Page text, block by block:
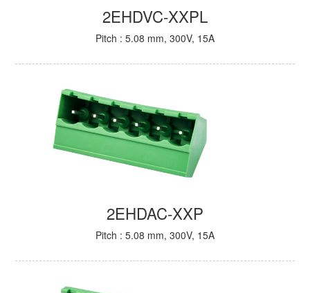
2EHDVC-XXPL
Pitch : 5.08 mm, 300V, 15A
2EHDAC-XXP
Pitch : 5.08 mm, 300V, 15A